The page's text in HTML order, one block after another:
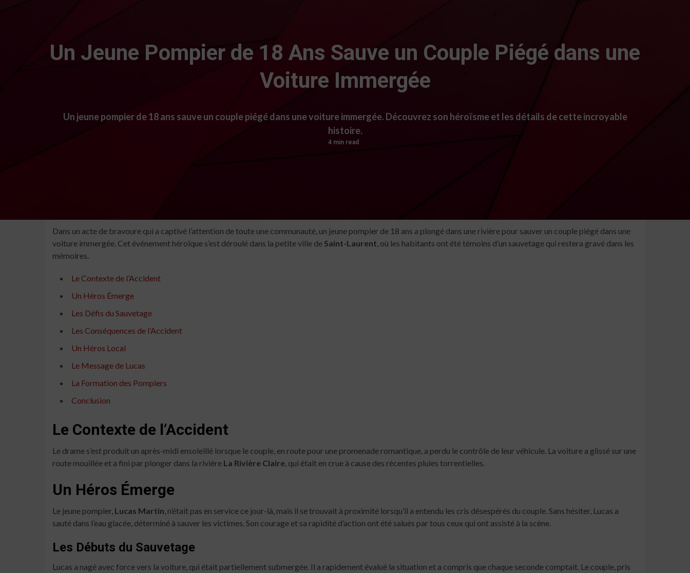
Un Jeune Pompier de 18 Ans Sauve un Couple Piégé dans une
Voiture Immergée
Un jeune pompier de 18 ans sauve un couple piégé dans une voiture immergée. Découvrez son héroïsme et les détails de cette incroyable
histoire.
4 min read
Dans un acte de bravoure qui a captivé l’attention de toute une communauté, un jeune pompier de 18 ans a plongé dans une rivière pour sauver un couple piégé dans une
voiture immergée. Cet événement héroïque s’est déroulé dans la petite ville de Saint-Laurent , où les habitants ont été témoins d’un sauvetage qui restera gravé dans les
mémoires.
Le Contexte de l’Accident
Un Héros Émerge
Les Défis du Sauvetage
Les Conséquences de l’Accident
Un Héros Local
Le Message de Lucas
La Formation des Pompiers
Conclusion
Le Contexte de l’Accident
Le drame s’est produit un après-midi ensoleillé lorsque le couple, en route pour une promenade romantique, a perdu le contrôle de leur véhicule. La voiture a glissé sur une
route mouillée et a fini par plonger dans la rivière La Rivière Claire , qui était en crue à cause des récentes pluies torrentielles.
Un Héros Émerge
Le jeune pompier, Lucas Martin , n’était pas en service ce jour-là, mais il se trouvait à proximité lorsqu’il a entendu les cris désespérés du couple. Sans hésiter, Lucas a
sauté dans l’eau glacée, déterminé à sauver les victimes. Son courage et sa rapidité d’action ont été salués par tous ceux qui ont assisté à la scène.
Les Débuts du Sauvetage
Lucas a nagé avec force vers la voiture, qui était partiellement submergée. Il a rapidement évalué la situation et a compris que chaque seconde comptait. Le couple, pris